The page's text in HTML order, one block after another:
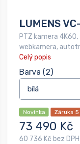
LUMENS
PTZ kamera 4K60,
webkamera,
Celý popis
Barva (2)
Novinka Záruka
73 490 Kč
60 736 Kč bez DPH